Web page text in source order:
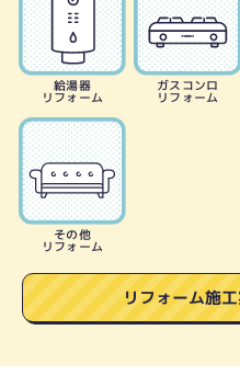
給湯器
リフォーム
ガスコンロ
リフォーム
その他
リフォーム
リフォーム施